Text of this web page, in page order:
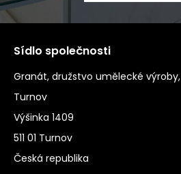
Sídlo společnosti
Granát, družstvo umělecké výroby,
Turnov
Výšinka 1409
511 01 Turnov
Česká republika